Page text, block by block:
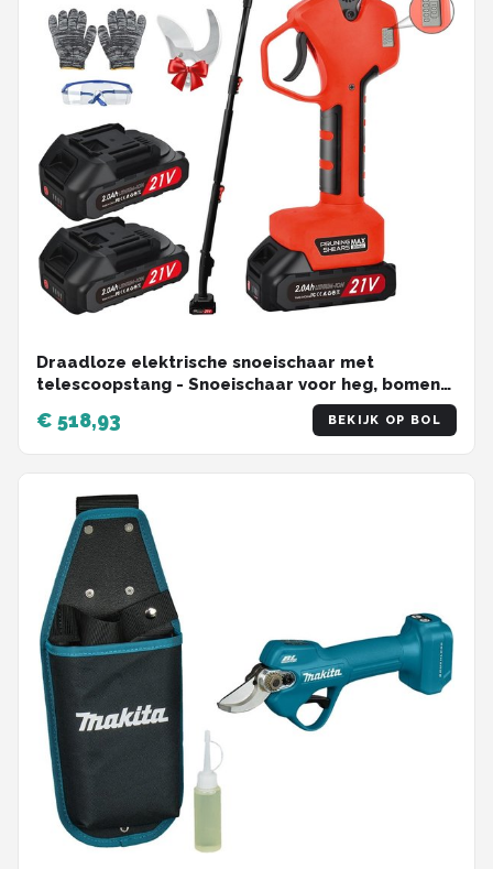
Draadloze elektrische snoeischaar met
telescoopstang - Snoeischaar voor heg, bomen
en fruit met snijdiameter tot 50 mm
€ 518,93 BEKIJK OP BOL